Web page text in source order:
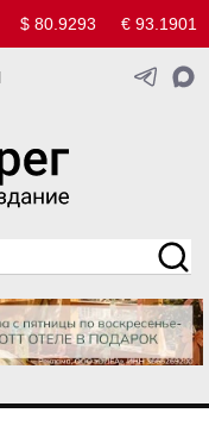
$ 80.9293 € 93.1901